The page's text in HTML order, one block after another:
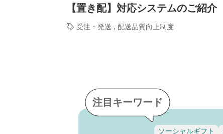
【置き配】対応システムのご紹介
受注・発送 , 配送品質向上制度
注目キーワード
ソーシャルギフト